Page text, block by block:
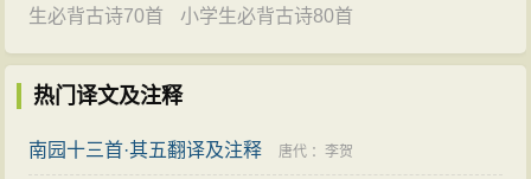
生必背古诗70首
小学生必背古诗80首
热门译文及注释
南园十三首·其五翻译及注释 唐代 ：李贺